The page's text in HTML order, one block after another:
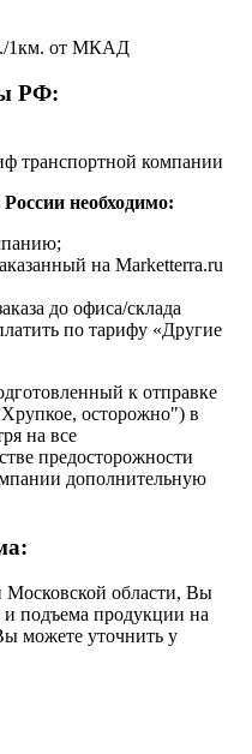
1км. от МКАД
РФ:
транспортной компании
необходимо:
на Marketterra.ru
до офиса/склада
по тарифу «Другие
к отправке
осторожно") в
на все
предосторожности
дополнительную
Московской области, Вы
и подъема продукции на
можете уточнить у